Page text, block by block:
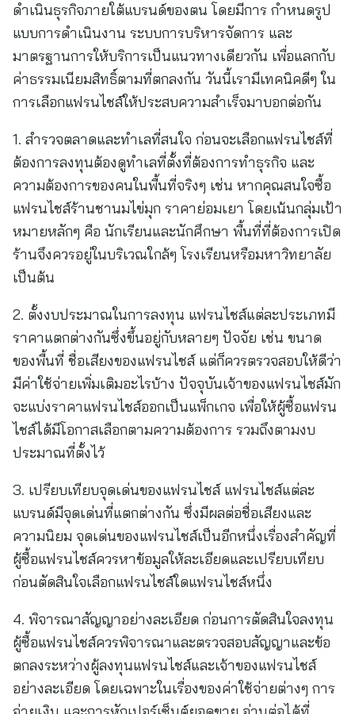
ดำเนินธุรกิจภายใต้แบรนด์ของตน โดยมีการ กำหนดรูป
แบบการดำเนินงาน ระบบการบริหารจัดการ และ
มาตรฐานการให้บริการเป็นแนวทางเดียวกัน เพื่อแลกกับ
ค่าธรรมเนียมสิทธิ์ตามที่ตกลงกัน วันนี้เรามีเทคนิคดีๆ ใน
การเลือกแฟรนไชส์ให้ประสบความสำเร็จมาบอกต่อกัน
1. สำรวจตลาดและทำเลที่สนใจ ก่อนจะเลือกแฟรนไชส์ที่
ต้องการลงทุนต้องดูทำเลที่ตั้งที่ต้องการทำธุรกิจ และ
ความต้องการของคนในพื้นที่จริงๆ เช่น หากคุณสนใจซื้อ
แฟรนไชส์ร้านชานมไข่มุก ราคาย่อมเยา โดยเน้นกลุ่มเป้า
หมายหลักๆ คือ นักเรียนและนักศึกษา พื้นที่ที่ต้องการเปิด
ร้านจึงควรอยู่ในบริเวณใกล้ๆ โรงเรียนหรือมหาวิทยาลัย
เป็นต้น
2. ตั้งงบประมาณในการลงทุน แฟรนไชส์แต่ละประเภทมี
ราคาแตกต่างกันซึ่งขึ้นอยู่กับหลายๆ ปัจจัย เช่น ขนาด
ของพื้นที่ ชื่อเสียงของแฟรนไชส์ แต่ก็ควรตรวจสอบให้ดีว่า
มีค่าใช้จ่ายเพิ่มเติมอะไรบ้าง ปัจจุบันเจ้าของแฟรนไชส์มัก
จะแบ่งราคาแฟรนไชส์ออกเป็นแพ็กเกจ เพื่อให้ผู้ซื้อแฟรน
ไชส์ได้มีโอกาสเลือกตามความต้องการ รวมถึงตามงบ
ประมาณที่ตั้งไว้
3. เปรียบเทียบจุดเด่นของแฟรนไชส์ แฟรนไชส์แต่ละ
แบรนด์มีจุดเด่นที่แตกต่างกัน ซึ่งมีผลต่อชื่อเสียงและ
ความนิยม จุดเด่นของแฟรนไชส์เป็นอีกหนึ่งเรื่องสำคัญที่
ผู้ซื้อแฟรนไชส์ควรหาข้อมูลให้ละเอียดและเปรียบเทียบ
ก่อนตัดสินใจเลือกแฟรนไชส์ใดแฟรนไชส์หนึ่ง
4. พิจารณาสัญญาอย่างละเอียด ก่อนการตัดสินใจลงทุน
ผู้ซื้อแฟรนไชส์ควรพิจารณาและตรวจสอบสัญญาและข้อ
ตกลงระหว่างผู้ลงทุนแฟรนไชส์และเจ้าของแฟรนไชส์
อย่างละเอียด โดยเฉพาะในเรื่องของค่าใช้จ่ายต่างๆ การ